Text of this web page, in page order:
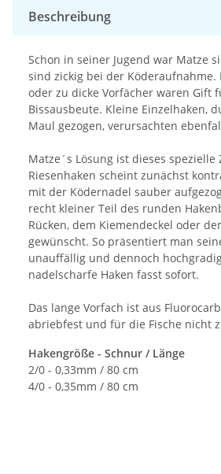
Beschreibung
Schon in seiner Jugend war Matze
sind zickig bei der
oder zu dicke Vorfächer waren Gift
Bissausbeute. Kleine Einzelhaken,
Maul gezogen, verursachten
Matze´s Lösung ist dieses spezielle
Riesenhaken scheint zunächst
mit der Ködernadel sauber
recht kleiner Teil des runden
Rücken, dem Kiemendeckel oder
gewünscht. So präsentiert man
unauffällig und dennoch
nadelscharfe Haken fasst sofort.
Das lange Vorfach ist aus
abriebfest und für die Fische nicht
Hakengröße - Schnur / Länge
2/0 - 0,33mm / 80 cm
4/0 - 0,35mm / 80 cm